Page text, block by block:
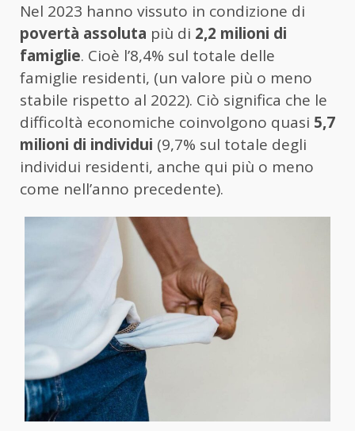
Nel 2023 hanno vissuto in condizione di
povertà assoluta più di 2,2 milioni di
famiglie. Cioè l’8,4% sul totale delle
famiglie residenti, (un valore più o meno
stabile rispetto al 2022). Ciò significa che le
difficoltà economiche coinvolgono quasi 5,7
milioni di individui (9,7% sul totale degli
individui residenti, anche qui più o meno
come nell’anno precedente).